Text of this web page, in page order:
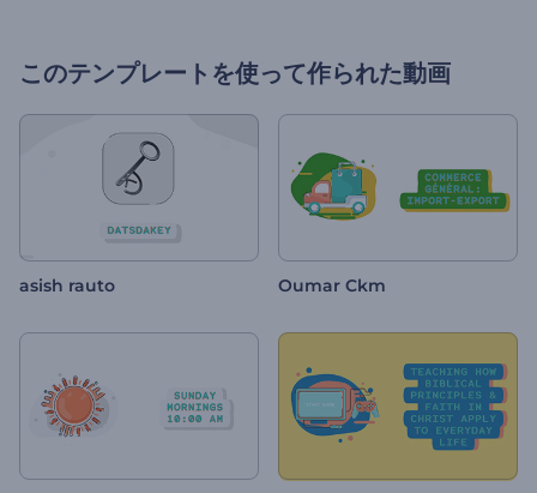
このテンプレートを使って作られた動画
asish rauto Oumar Ckm